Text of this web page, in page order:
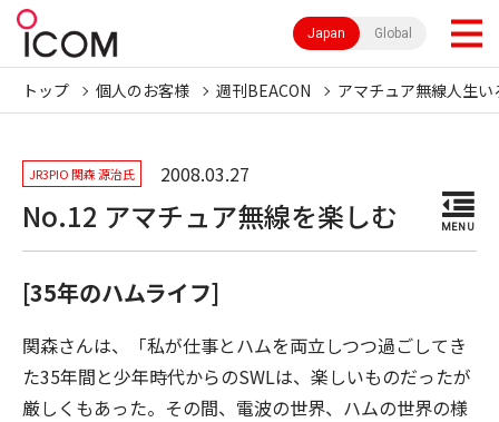
Japan Global
トップ 個人のお客様 週刊BEACON アマチュア無線人生い
JR3PIO 関森 源治氏 2008.03.27
No.12 アマチュア無線を楽しむ MENU
[35年のハムライフ]
関森さんは、「私が仕事とハムを両立しつつ過ごしてき
た35年間と少年時代からのSWLは、楽しいものだったが
厳しくもあった。その間、電波の世界、ハムの世界の様